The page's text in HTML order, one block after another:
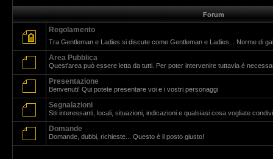
Forum
Regolamento
Tra Gentleman e Ladies si discute come Gentleman e Ladies... Norme di
Area Pubblica
Quest'area può essere letta da tutti. Per poter intervenire tuttavia è
Presentazione
Benvenuti! Qui potete presentare voi e i vostri personaggi
Segnalazioni
Siti interessanti, locali, situazioni, indicazioni e qualsiasi cosa vogliate
Domande
Domande, dubbi, richieste... Questo è il posto giusto!